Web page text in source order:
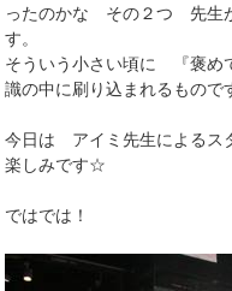
ったのかな その２つ 先生
す。
そういう小さい頃に 『褒
識の中に刷り込まれるもので
今日は アイミ先生によるス
楽しみです☆
ではでは！